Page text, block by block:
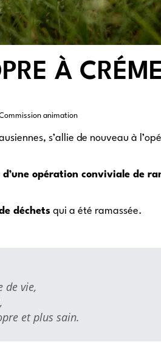
À
animation
s’allie de nouveau à
opération conviviale de
déchets qui a été ramassée.
de vie,
et plus sain.